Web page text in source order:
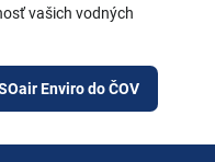
vašich vodných
Enviro do ČOV